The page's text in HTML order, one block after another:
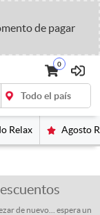
de pagar
0
Relax Agosto